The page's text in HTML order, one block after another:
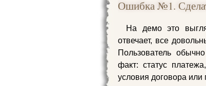
Ошибка №1.
На демо это
отвечает, все
Пользователь
факт: статус
условия договора или